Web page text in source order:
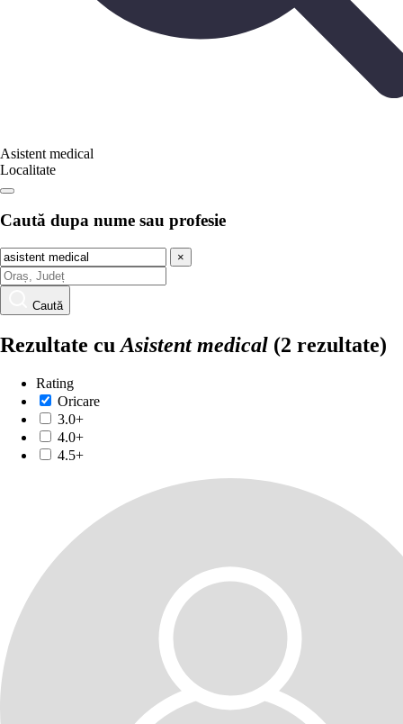
Asistent medical
Localitate
Caută dupa nume sau profesie
×
Caută
Rezultate cu Asistent medical (2 rezultate)
Rating
Oricare
3.0+
4.0+
4.5+